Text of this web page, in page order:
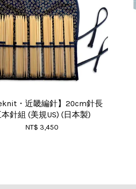
・近畿編針】20cm針長
本針組 (美規US) (日本製)
NT$ 3,450